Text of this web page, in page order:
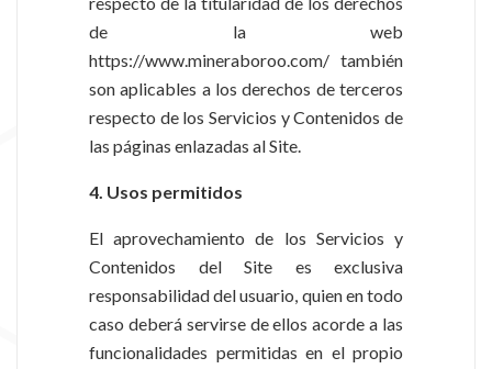
de la web
https://www.mineraboroo.com/ también
son aplicables a los derechos de terceros
respecto de los Servicios y Contenidos de
las páginas enlazadas al Site.
4. Usos permitidos
El aprovechamiento de los Servicios y
Contenidos del Site es exclusiva
responsabilidad del usuario, quien en todo
caso deberá servirse de ellos acorde a las
funcionalidades permitidas en el propio